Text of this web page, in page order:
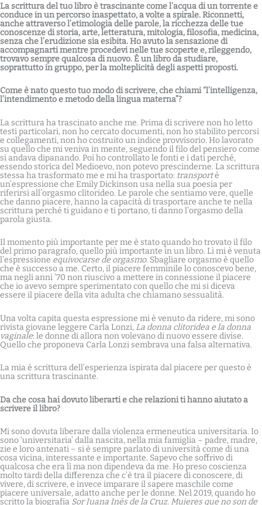
La scrittura del tuo libro è trascinante come l’acqua di un torrente e
conduce in un percorso inaspettato, a volte a spirale. Riconnetti,
anche attraverso l’etimologia delle parole, la ricchezza delle tue
conoscenze di storia, arte, letteratura, mitologia, filosofia, medicina,
senza che l’erudizione sia esibita. Ho avuto la sensazione di
accompagnarti mentre procedevi nelle tue scoperte e, rileggendo,
trovavo sempre qualcosa di nuovo. È un libro da studiare,
soprattutto in gruppo, per la molteplicità degli aspetti proposti.
Come è nato questo tuo modo di scrivere, che chiami “l’intelligenza,
l’intendimento e metodo della lingua materna”?
La scrittura ha trascinato anche me. Prima di scrivere non ho letto
testi particolari, non ho cercato documenti, non ho stabilito percorsi
e collegamenti, non ho costruito un indice provvisorio. Ho lavorato
su quello che mi veniva in mente, seguendo il filo del pensiero come
si andava dipanando. Poi ho controllato le fonti e i dati perché,
essendo storica del Medioevo, non potevo prescinderne. La scrittura
stessa ha trasformato me e mi ha trasportato: transportè
un’espressione che Emily Dickinson usa nella sua poesia per
riferirsi all’orgasmo clitorideo. Le parole che sentiamo vere, quelle
che danno piacere, hanno la capacità di trasportare anche te nella
scrittura perché ti guidano e ti portano, ti danno l’orgasmo della
parola giusta.
Il momento più importante per me è stato quando ho trovato il filo
del primo paragrafo, quello più importante in un libro. Lì mi è venuta
l’espressione equivocarse de orgasmo. Sbagliare orgasmo è quello
che è successo a me. Certo, il piacere femminile lo conoscevo bene,
ma negli anni ’70 non riuscivo a mettere in connessione il piacere
che io avevo sempre sperimentato con quello che mi si diceva
essere il piacere della vita adulta che chiamano sessualità.
Una volta capita questa espressione mi è venuto da ridere, mi sono
rivista giovane leggere Carla Lonzi, La donna clitoridea e la donna
vaginale: le donne di allora non volevano di nuovo essere divise.
Quello che proponeva Carla Lonzi sembrava una falsa alternativa.
La mia è scrittura dell’esperienza ispirata dal piacere per questo è
una scrittura trascinante.
Da che cosa hai dovuto liberarti e che relazioni ti hanno aiutato a
scrivere il libro?
Mi sono dovuta liberare dalla violenza ermeneutica universitaria. Io
sono ‘universitaria’ dalla nascita, nella mia famiglia – padre, madre,
zie e loro antenati – si è sempre parlato di università come di una
cosa vicina, interessante e importante. Sapevo che soffrivo di
qualcosa che era lì ma non dipendeva da me. Ho preso coscienza
molto tardi della differenza che c’è tra il piacere di conoscere, di
vivere, di scrivere, e invece imparare il sapere maschile come
piacere universale, adatto anche per le donne. Nel 2019, quando ho
scritto la biografia Sor Juana Inés de la Cruz. Mujeres que no son de